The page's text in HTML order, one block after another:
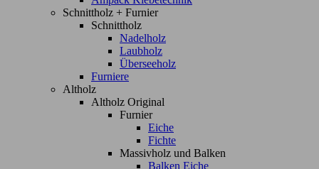
Schnittholz + Furnier
Schnittholz
Nadelholz
Laubholz
Überseeholz
Furniere
Altholz
Altholz Original
Furnier
Eiche
Fichte
Massivholz und Balken
Balken Eiche